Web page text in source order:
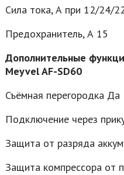
Сила тока, А при 12/24/
Предохранитель, А 15
Дополнительные
Meyvel AF-SD60
Съёмная перегородка Да
Подключение через
Защита от разряда
Защита компрессора от